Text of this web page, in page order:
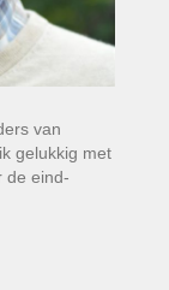
van
gelukkig met
de eind­